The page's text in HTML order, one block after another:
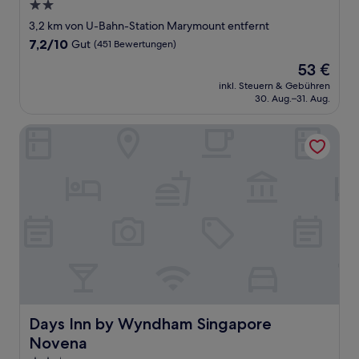
2.0-
Sterne-
Unterkunft
3,2 km von U-Bahn-Station Marymount entfernt
7.2
7,2/10 Gut (451 Bewertungen)
Der
Preis
beträgt
53 €
inkl. Steuern & Gebühren
30. Aug.–31. Aug.
Days Inn by Wyndham Singapore
Novena
Days Inn by Wyndham Singapore Novena